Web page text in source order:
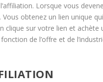
Lorsque vous
obtenez un lien unique
clique sur votre lien et
de l’offre et de